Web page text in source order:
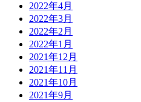
2022年4月
2022年3月
2022年2月
2022年1月
2021年12月
2021年11月
2021年10月
2021年9月